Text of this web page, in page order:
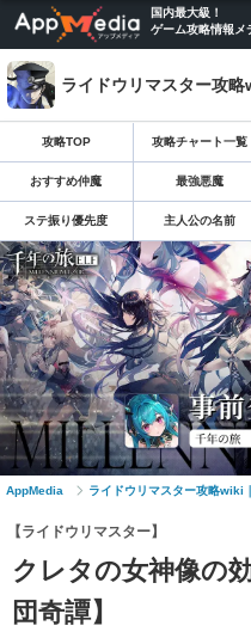
国内最大級！
ゲーム攻略情報メ
ライドウリマスター攻
攻略TOP 攻略チャート一覧
おすすめ仲魔 最強悪魔
ステ振り優先度 主人公の名前
AppMedia ライドウリマスター攻略wiki
【ライドウリマスター】
クレタの女神像の
団奇譚】